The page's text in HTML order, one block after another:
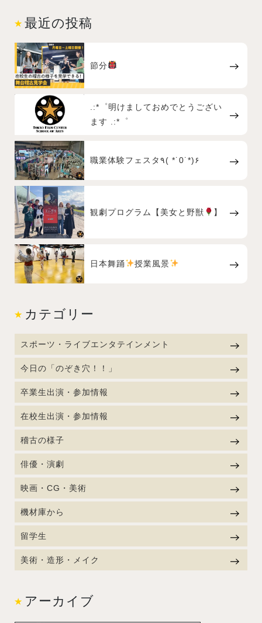
最近の投稿
節分
.:*゜明けましておめでとうござい
ます .:*゜
職業体験フェスタ٩( *˙0˙*)۶
観劇プログラム【美女と野獣 】
日本舞踊 授業風景
カテゴリー
スポーツ・ライブエンタテインメント
今日の「のぞき穴！！」
卒業生出演・参加情報
在校生出演・参加情報
稽古の様子
俳優・演劇
映画・CG・美術
機材庫から
留学生
美術・造形・メイク
アーカイブ